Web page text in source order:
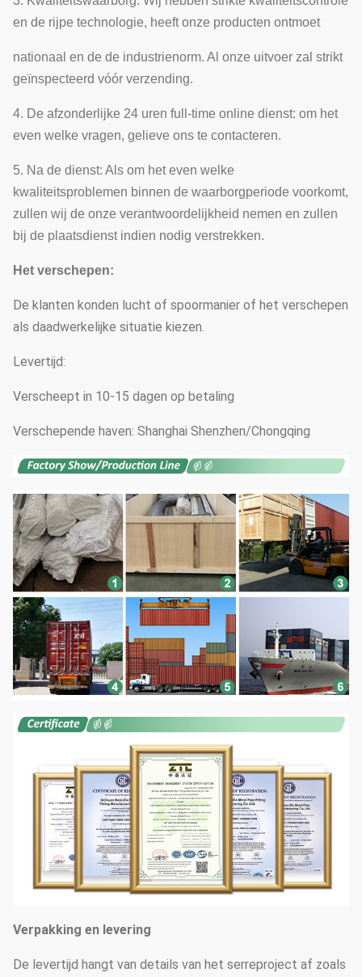
en de rijpe technologie, heeft onze producten ontmoet
nationaal en de de industrienorm. Al onze uitvoer zal strikt
geïnspecteerd vóór verzending.
4. De afzonderlijke 24 uren full-time online dienst: om het
even welke vragen, gelieve ons te contacteren.
5. Na de dienst: Als om het even welke
kwaliteitsproblemen binnen de waarborgperiode voorkomt,
zullen wij de onze verantwoordelijkheid nemen en zullen
bij de plaatsdienst indien nodig verstrekken.
Het verschepen:
De klanten konden lucht of spoormanier of het verschepen
als daadwerkelijke situatie kiezen.
Levertijd:
Verscheept in 10-15 dagen op betaling
Verschepende haven: Shanghai Shenzhen/Chongqing
Verpakking en levering
De levertijd hangt van details van het serreproject af zoals